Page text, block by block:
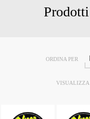
ORDINA PER
VISUALIZZA